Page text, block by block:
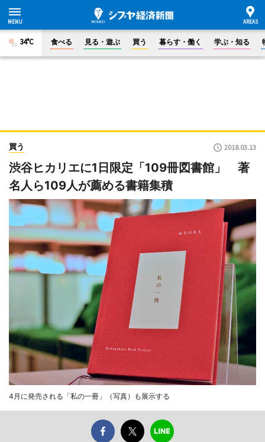
34°C 食べる 見る・遊ぶ 買う 暮らす・働く 学ぶ・知る
買う 2018.03.13
渋谷ヒカリエに1日限定「109冊図書館」 著
名人ら109人が薦める書籍集積
4月に発売される「私の一冊」（写真）も展示する